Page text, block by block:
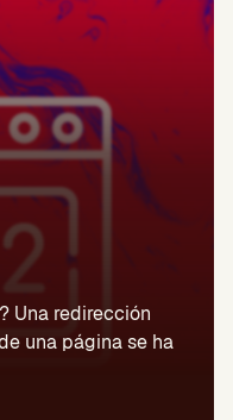
Una redirección
una página se ha